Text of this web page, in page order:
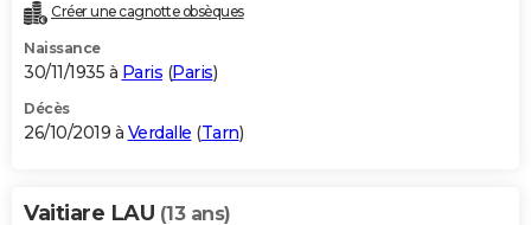
Créer une cagnotte obsèques
Naissance
30/11/1935 à Paris (Paris)
Décès
26/10/2019 à Verdalle (Tarn)
Vaitiare LAU (13 ans)